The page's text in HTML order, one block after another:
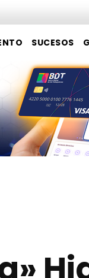
SUCESOS